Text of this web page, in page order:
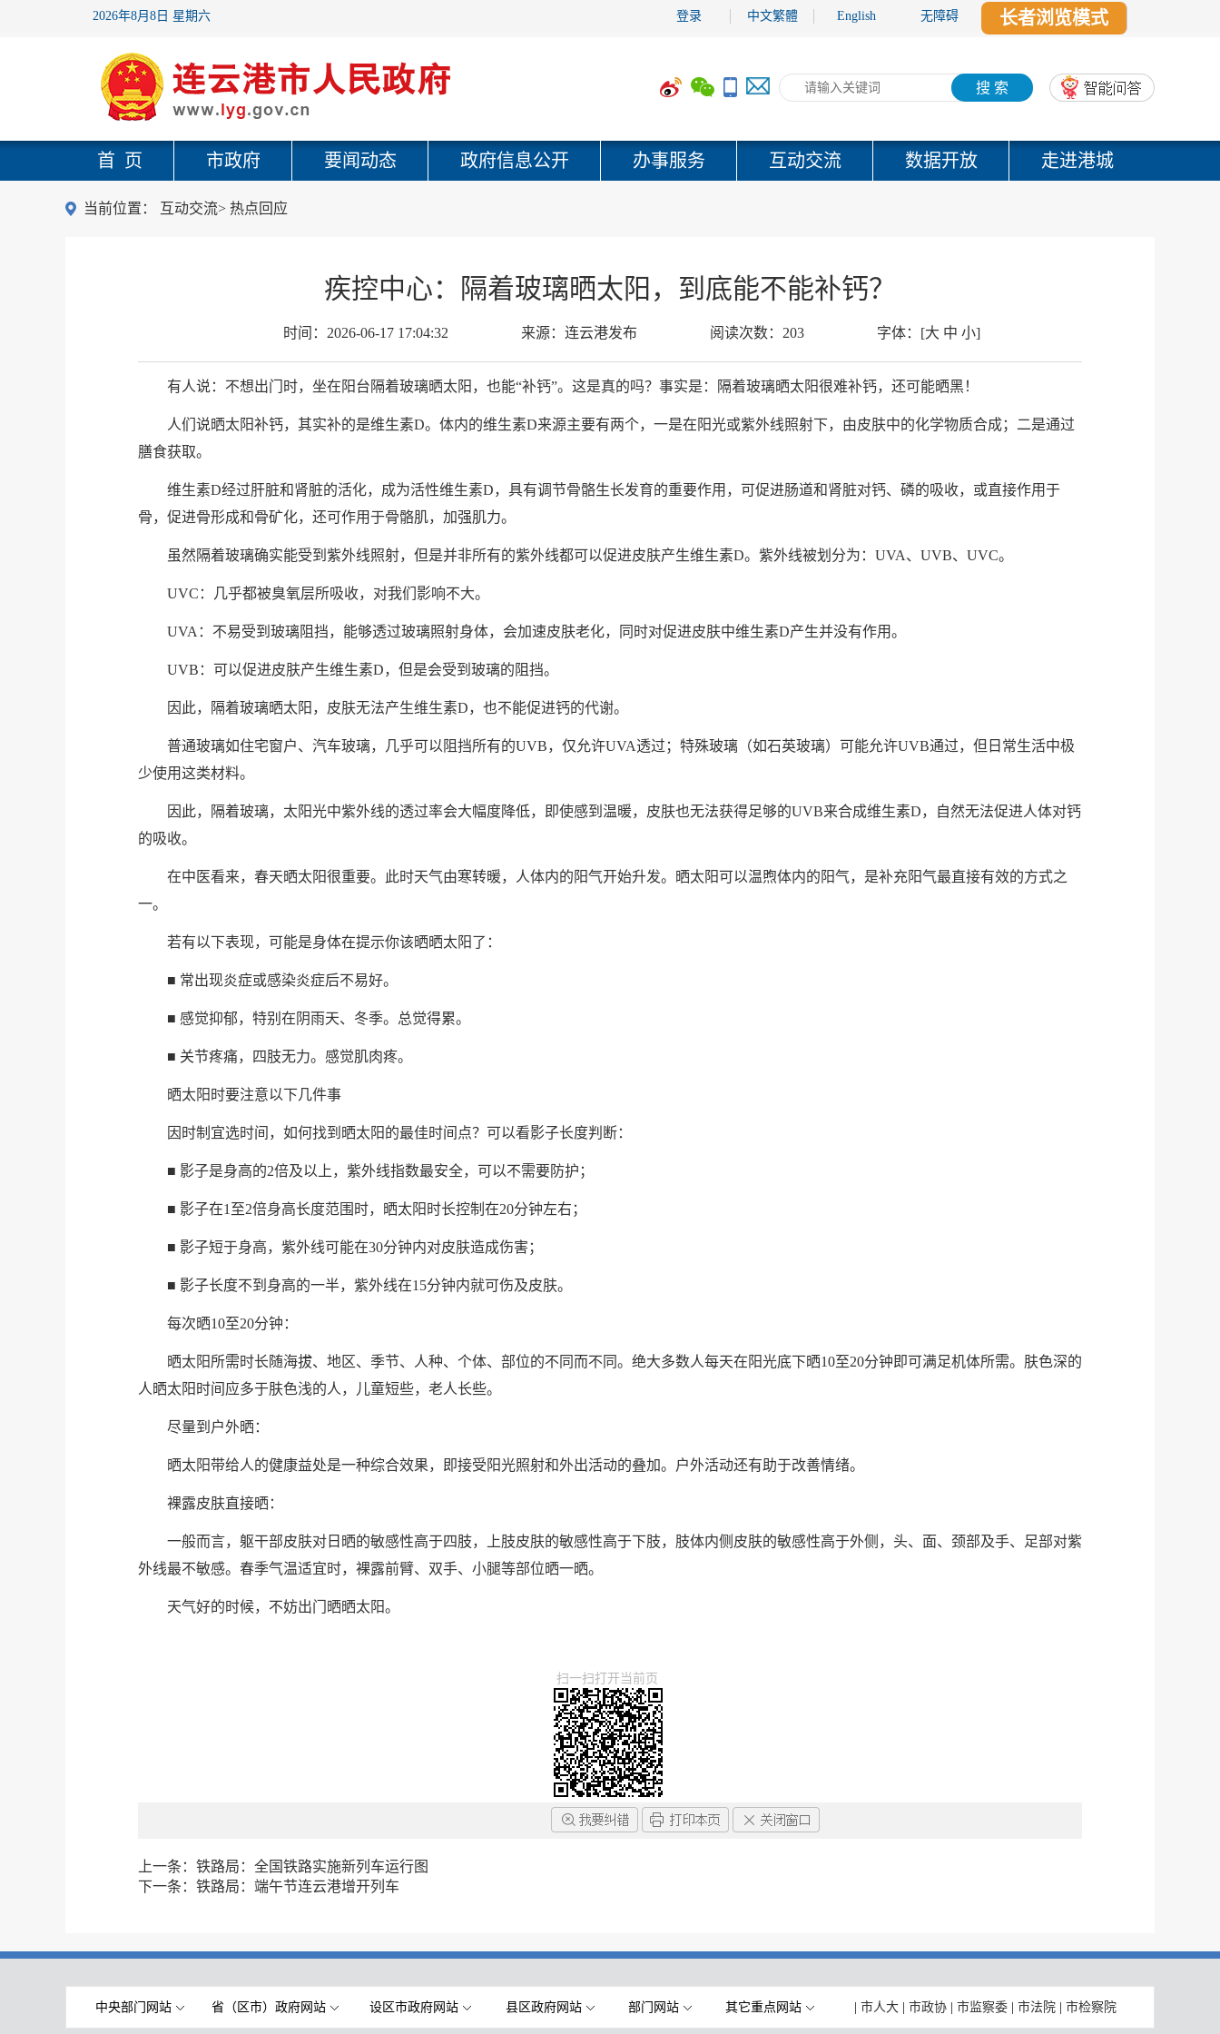
2026年8月8日 星期六 登录 中文繁體 English 无障碍 长者浏览模式
搜 索
首 页 市政府 要闻动态 政府信息公开 办事服务 互动交流 数据开放 走进港城
当前位置： 互动交流> 热点回应
疾控中心：隔着玻璃晒太阳，到底能不能补钙？
时间： 2026-06-17 17:04:32 来源： 连云港发布 阅读次数： 203 字体： [大 中 小]
有人说：不想出门时， 坐在阳台隔着玻璃晒太阳， 也能“补钙”。 这是真的吗？ 事实是： 隔着玻璃晒太阳很难补钙， 还可能晒黑！
人们说晒太阳补钙，其实补的是维生素D。 体内的维生素D来源主要有两个，一是在阳光或紫外线照射下，由皮肤中的化学物质合成；二是通过
膳食获取。
维生素D经过肝脏和肾脏的活化，成为活性维生素D，具有调节骨骼生长发育的重要作用，可促进肠道和肾脏对钙、磷的吸收，或直接作用于
骨，促进骨形成和骨矿化，还可作用于骨骼肌，加强肌力。
虽然隔着玻璃确实能受到紫外线照射，但是并非所有的紫外线都可以促进皮肤产生维生素D。 紫外线被划分为：UVA、UVB、UVC。
UVC：几乎都被臭氧层所吸收，对我们影响不大。
UVA：不易受到玻璃阻挡，能够透过玻璃照射身体，会加速皮肤老化，同时对促进皮肤中维生素D产生并没有作用。
UVB：可以促进皮肤产生维生素D，但是会受到玻璃的阻挡。
因此，隔着玻璃晒太阳，皮肤无法产生维生素D，也不能促进钙的代谢。
普通玻璃如住宅窗户、汽车玻璃，几乎可以阻挡所有的UVB，仅允许UVA透过；特殊玻璃（如石英玻璃）可能允许UVB通过，但日常生活中极
少使用这类材料。
因此，隔着玻璃，太阳光中紫外线的透过率会大幅度降低，即使感到温暖，皮肤也无法获得足够的UVB来合成维生素D，自然无法促进人体对钙
的吸收。
在中医看来，春天晒太阳很重要。此时天气由寒转暖，人体内的阳气开始升发。晒太阳可以温煦体内的阳气，是补充阳气最直接有效的方式之
一。
若有以下表现，可能是身体在提示你该晒晒太阳了：
■ 常出现炎症或感染炎症后不易好。
■ 感觉抑郁，特别在阴雨天、冬季。总觉得累。
■ 关节疼痛，四肢无力。感觉肌肉疼。
晒太阳时要注意以下几件事
因时制宜选时间， 如何找到晒太阳的最佳时间点？可以看影子长度判断：
■ 影子是身高的2倍及以上，紫外线指数最安全，可以不需要防护；
■ 影子在1至2倍身高长度范围时，晒太阳时长控制在20分钟左右；
■ 影子短于身高，紫外线可能在30分钟内对皮肤造成伤害；
■ 影子长度不到身高的一半，紫外线在15分钟内就可伤及皮肤。
每次晒10至20分钟：
晒太阳所需时长随海拔、地区、季节、人种、个体、部位的不同而不同。绝大多数人每天在阳光底下晒10至20分钟即可满足机体所需。肤色深的
人晒太阳时间应多于肤色浅的人，儿童短些，老人长些。
尽量到户外晒：
晒太阳带给人的健康益处是一种综合效果，即接受阳光照射和外出活动的叠加。户外活动还有助于改善情绪。
裸露皮肤直接晒：
一般而言，躯干部皮肤对日晒的敏感性高于四肢，上肢皮肤的敏感性高于下肢，肢体内侧皮肤的敏感性高于外侧，头、面、颈部及手、足部对紫
外线最不敏感。春季气温适宜时，裸露前臂、双手、小腿等部位晒一晒。
天气好的时候， 不妨出门晒晒太阳。
扫一扫打开当前页
上一条： 铁路局：全国铁路实施新列车运行图
下一条： 铁路局：端午节连云港增开列车
中央部门网站 省（区市）政府网站 设区市政府网站 县区政府网站 部门网站 其它重点网站 市人大 市政协 市监察委 市法院 市检察院